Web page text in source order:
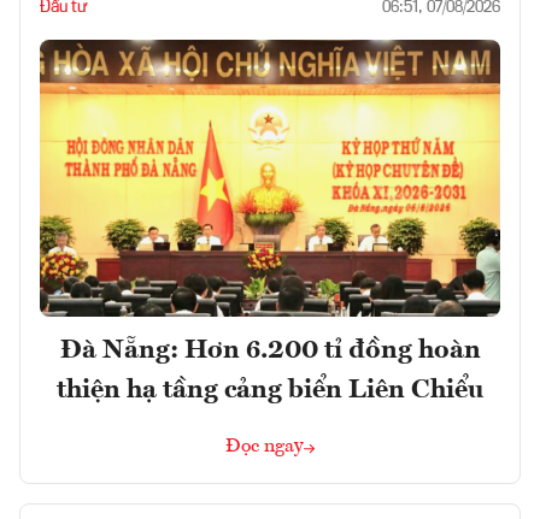
Đầu tư 06:51, 07/08/2026
Đà Nẵng: Hơn 6.200 tỉ đồng hoàn
thiện hạ tầng cảng biển Liên Chiểu
Đọc ngay